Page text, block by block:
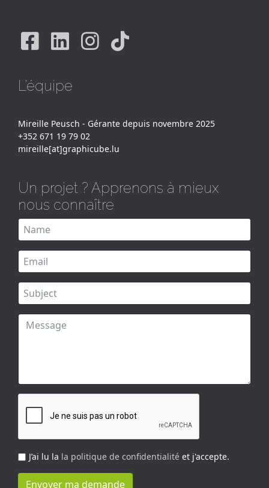
Facebook
Linkedin
Instagram
Tiktok
L'équipe
Mireille Peusch - Gérante depuis novembre 2025
+352 671 19 79 02
mireille[at]graphicube.lu
Un projet ? Apprenons à mieux
nous connaître
J’ai lu la la politique de confidentialité et j'accepte.
Envoyer ma demande